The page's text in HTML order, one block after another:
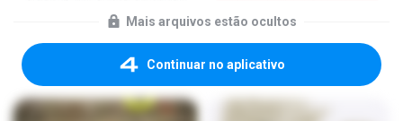
Mais arquivos estão ocultos
Continuar no aplicativo